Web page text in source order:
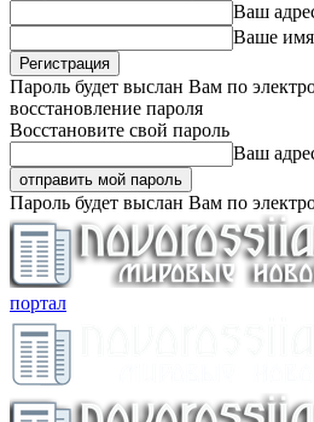
Ваш
Ваше имя
Пароль будет выслан Вам по
восстановление пароля
Восстановите свой пароль
Ваш
Пароль будет выслан Вам по
портал